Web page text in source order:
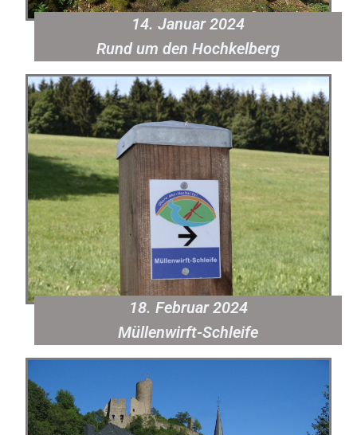
14. Januar 2024
Rund um den Hochkelberg
18. Februar 2024
Müllenwirft-Schleife